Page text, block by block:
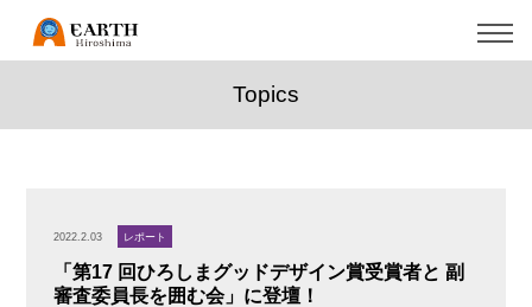
Topics
2022.2.03 レポート
「第17 回ひろしまグッドデザイン賞受賞者と 副
審査委員長を囲む会」に登壇！